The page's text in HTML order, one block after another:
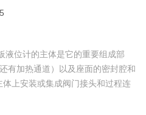
液位计的主体是它的重要组成部
有加热通道）以及座面的密封腔和
上安装或集成阀门接头和过程连